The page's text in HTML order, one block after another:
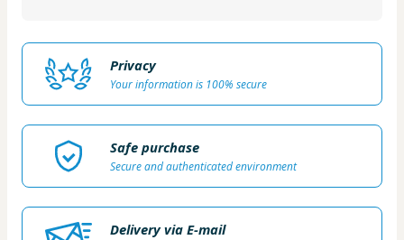
Privacy
Your information is 100% secure
Safe purchase
Secure and authenticated environment
Delivery via E-mail